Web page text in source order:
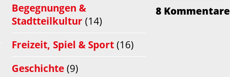
Begegnungen &
Stadtteilkultur(14)
Freizeit, Spiel & Sport(16)
Geschichte(9)
8 Kommentare